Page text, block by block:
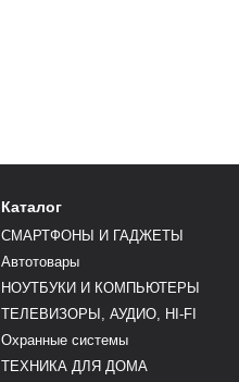
Каталог
СМАРТФОНЫ И ГАДЖЕТЫ
Автотовары
НОУТБУКИ И КОМПЬЮТЕРЫ
ТЕЛЕВИЗОРЫ, АУДИО, HI-FI
Охранные системы
ТЕХНИКА ДЛЯ ДОМА